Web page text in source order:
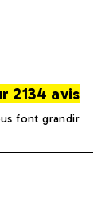
2134 avis
font grandir